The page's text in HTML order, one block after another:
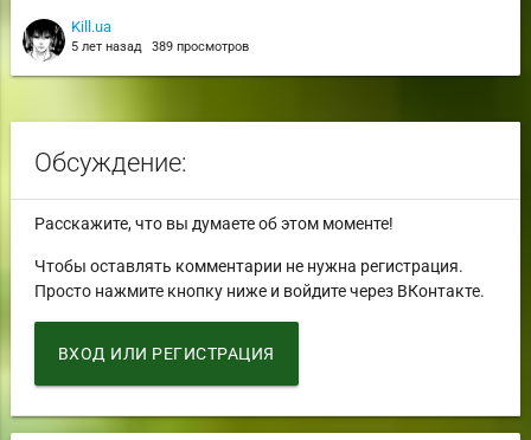
Kill.ua
5 лет назад 389 просмотров
Обсуждение:
Расскажите, что вы думаете об этом моменте!
Чтобы оставлять комментарии не нужна регистрация.
Просто нажмите кнопку ниже и войдите через ВКонтакте.
ВХОД ИЛИ РЕГИСТРАЦИЯ